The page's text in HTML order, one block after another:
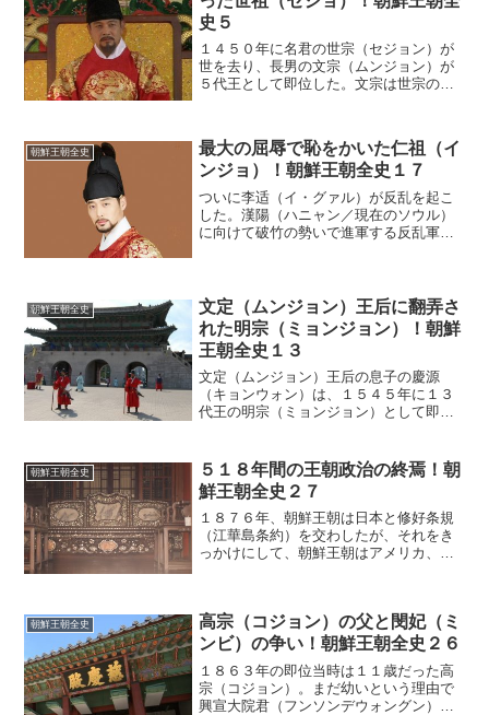
史５
１４５０年に名君の世宗（セジョン）が
世を去り、長男の文宗（ムンジョン）が
５代王として即位した。文宗は世宗の政
かった。病弱すぎたのである。首陽の野
望１４５２年、文宗は３８...
朝鮮王朝全史
最大の屈辱で恥をかいた仁祖（イ
ンジョ）！朝鮮王朝全史１７
ついに李适（イ・グァル）が反乱を起こ
した。漢陽（ハニャン／現在のソウル）
に向けて破竹の勢いで進軍する反乱軍に
破して首都を陥落させた。...
朝鮮王朝全史
文定（ムンジョン）王后に翻弄さ
れた明宗（ミョンジョン）！朝鮮
王朝全史１３
文定（ムンジョン）王后の息子の慶源
（キョンウォン）は、１５４５年に１３
代王の明宗（ミョンジョン）として即位
上がらなかった。実権のほとんどは母の
文定王后が握っていた。尹元...
朝鮮王朝全史
５１８年間の王朝政治の終焉！朝
鮮王朝全史２７
１８７６年、朝鮮王朝は日本と修好条規
（江華島条約）を交わしたが、それをき
っかけにして、朝鮮王朝はアメリカ、フ
される政変外国との交流が...
朝鮮王朝全史
高宗（コジョン）の父と閔妃（ミ
ンビ）の争い！朝鮮王朝全史２６
１８６３年の即位当時は１１歳だった高
宗（コジョン）。まだ幼いという理由で
興宣大院君（フンソンデウォングン）が